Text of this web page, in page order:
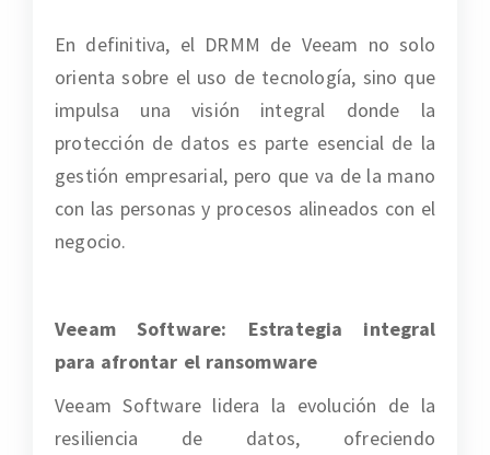
En definitiva, el DRMM de Veeam no solo
orienta sobre el uso de tecnología, sino que
impulsa una visión integral donde la
protección de datos es parte esencial de la
gestión empresarial, pero que va de la mano
con las personas y procesos alineados con el
negocio.
Veeam Software: Estrategia integral
para afrontar el ransomware
Veeam Software lidera la evolución de la
resiliencia de datos, ofreciendo